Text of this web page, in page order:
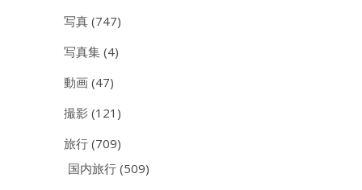
写真 (747)
写真集 (4)
動画 (47)
撮影 (121)
旅行 (709)
国内旅行 (509)